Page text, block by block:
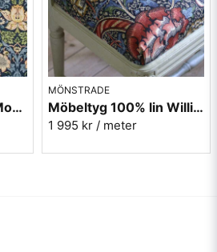
Möbeltyg - William Morris - Strawberry thief indigo/mineral
MÖNSTRADE
Möbeltyg 100% lin William Morris - Wandle - indigo/carmine
1 995 kr / meter